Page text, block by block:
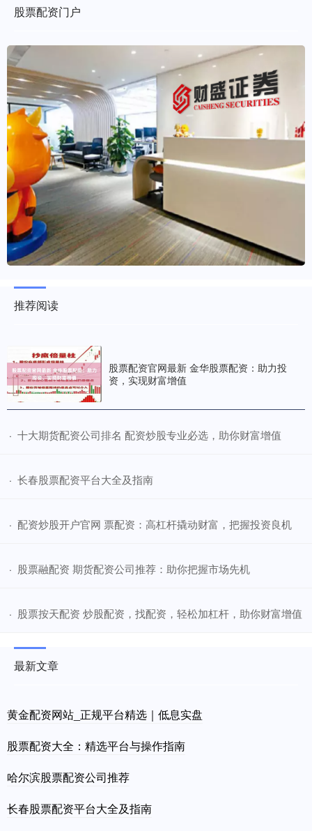
股票配资门户
推荐阅读
股票配资官网最新 金华股票配资：助力投
资，实现财富增值
· ​十大期货配资公司排名 配资炒股专业必选，助你财富增值
· ​长春股票配资平台大全及指南
· ​配资炒股开户官网 票配资：高杠杆撬动财富，把握投资良机
· ​股票融配资 期货配资公司推荐：助你把握市场先机
· ​股票按天配资 炒股配资，找配资，轻松加杠杆，助你财富增值
最新文章
黄金配资网站_正规平台精选｜低息实盘
股票配资大全：精选平台与操作指南
哈尔滨股票配资公司推荐
长春股票配资平台大全及指南